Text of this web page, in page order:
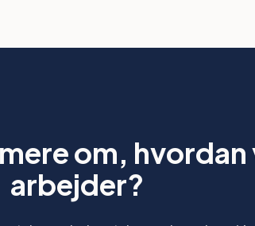
om, hvordan
arbejder?